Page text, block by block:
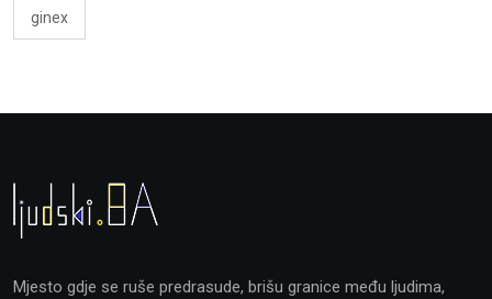
ginex
Mjesto gdje se ruše predrasude, brišu granice među ljudima,